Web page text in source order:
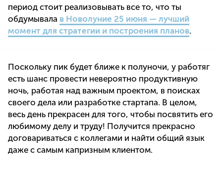
период стоит реализовывать все то, что ты
обдумывала в Новолуние 25 июня — лучший
момент для стратегии и построения планов.
Поскольку пик будет ближе к полуночи, у работяг
есть шанс провести невероятно продуктивную
ночь, работая над важным проектом, в поисках
своего дела или разработке стартапа. В целом,
весь день прекрасен для того, чтобы посвятить его
любимому делу и труду! Получится прекрасно
договариваться с коллегами и найти общий язык
даже с самым капризным клиентом.